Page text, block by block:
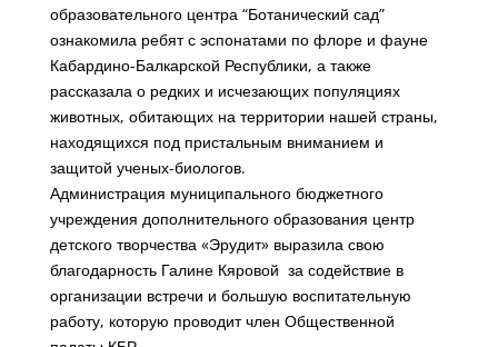
образовательного центра “Ботанический сад”
ознакомила ребят с эспонатами по флоре и фауне
Кабардино-Балкарской Республики, а также
рассказала о редких и исчезающих популяциях
животных, обитающих на территории нашей страны,
находящихся под пристальным вниманием и
защитой ученых-биологов.
Администрация муниципального бюджетного
учреждения дополнительного образования центр
детского творчества «Эрудит» выразила свою
благодарность Галине Кяровой за содействие в
организации встречи и большую воспитательную
работу, которую проводит член Общественной